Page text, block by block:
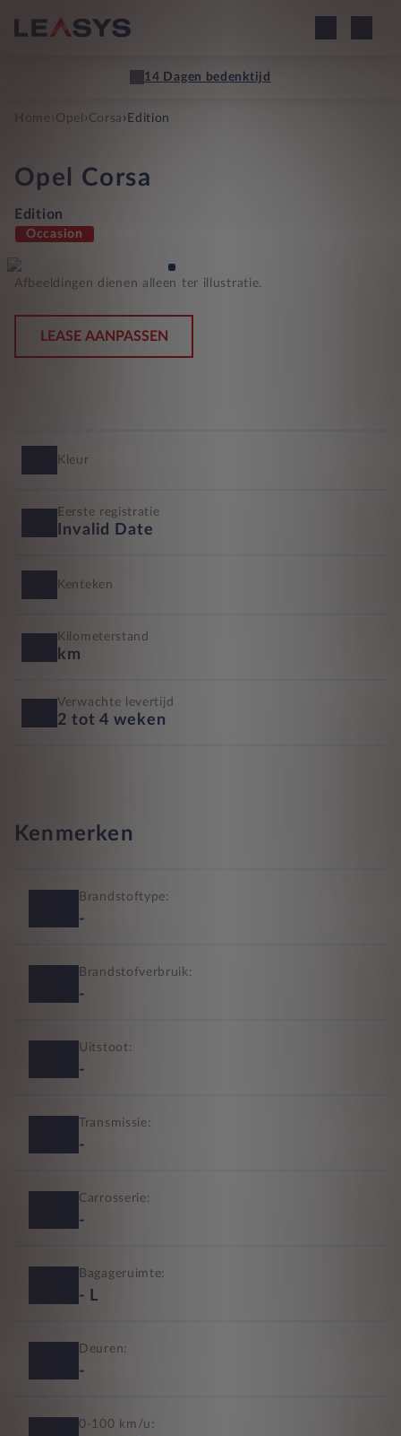
14 Dagen bedenktijd
Home Opel › Corsa › Edition
Opel Corsa
Edition
Occasion
Afbeeldingen dienen alleen ter illustratie.
LEASE AANPASSEN
Kleur
Eerste registratie
Invalid Date
Kenteken
Kilometerstand
km
Verwachte levertijd
2 tot 4 weken
Kenmerken
Brandstoftype:
-
Brandstofverbruik:
-
Uitstoot:
-
Transmissie:
-
Carrosserie:
-
Bagageruimte:
- L
Deuren:
-
0-100 km/u: